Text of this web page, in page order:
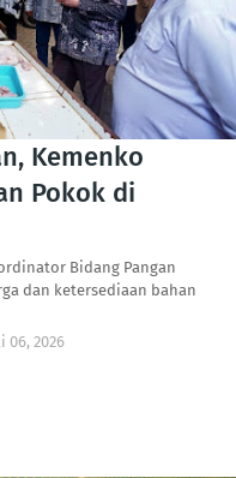
Kemenko
Pokok di
Bidang Pangan
dan ketersediaan bahan
06, 2026